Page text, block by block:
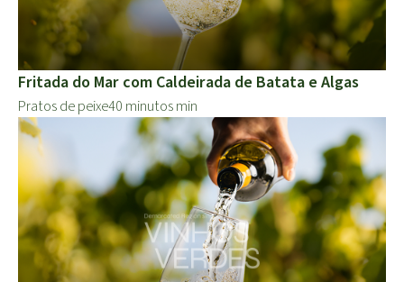
Fritada do Mar com Caldeirada de Batata e Algas
Pratos de peixe40 minutos min